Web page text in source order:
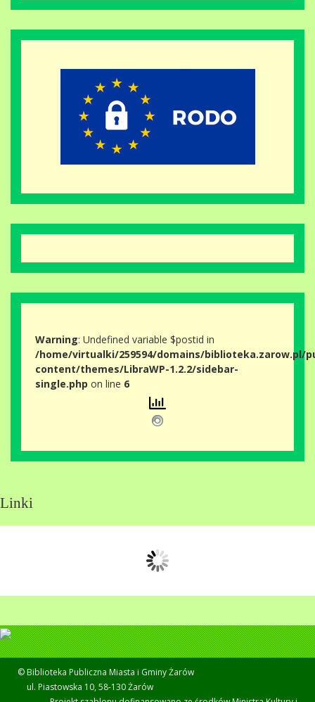
Warning: Undefined variable $postid in
/home/virtualki/259594/domains/biblioteka.zarow.pl/
content/themes/LibraWP-1.2.2/sidebar-
single.php on line 6
Linki
© Biblioteka Publiczna Miasta i Gminy Żarów
ul. Piastowska 10, 58-130 Żarów